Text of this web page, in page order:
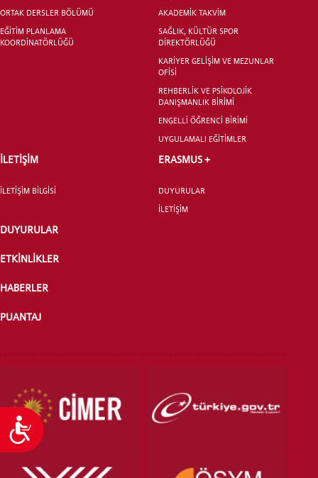
Ulaşılabilirlik
YATAY GEÇİŞ
ORTAK DERSLER BÖLÜMÜ
EĞİTİM PLANLAMA
KOORDİNATÖRLÜĞÜ
AKADEMİK TAKVİM
SAĞLIK, KÜLTÜR SPOR
DİREKTÖRLÜĞÜ
KARİYER GELİŞİM VE MEZUNLAR
OFİSİ
REHBERLİK VE PSİKOLOJİK
DANIŞMANLIK BİRİMİ
ENGELLİ ÖĞRENCİ BİRİMİ
UYGULAMALI EĞİTİMLER
İLETİŞİM
İLETİŞİM BİLGİSİ
ERASMUS +
DUYURULAR
İLETİŞİM
DUYURULAR
ETKİNLİKLER
HABERLER
PUANTAJ